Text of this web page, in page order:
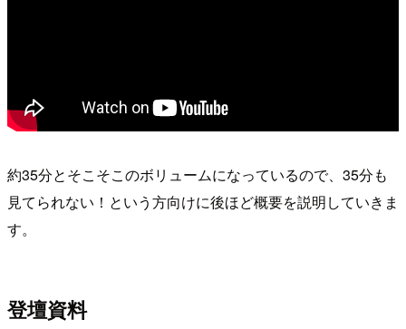
約35分とそこそこのボリュームになっているので、35分も
見てられない！という方向けに後ほど概要を説明していきま
す。
登壇資料